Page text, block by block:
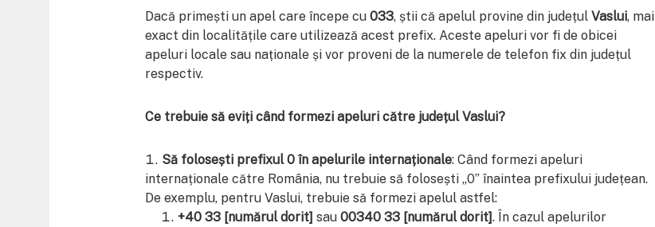
Dacă primești un apel care începe cu 033, știi că apelul provine din județul Vaslui, mai
exact din localitățile care utilizează acest prefix. Aceste apeluri vor fi de obicei
apeluri locale sau naționale și vor proveni de la numerele de telefon fix din județul
respectiv.
Ce trebuie să eviți când formezi apeluri către județul Vaslui?
Să folosești prefixul 0 în apelurile internaționale: Când formezi apeluri
internaționale către România, nu trebuie să folosești „0” înaintea prefixului județean.
De exemplu, pentru Vaslui, trebuie să formezi apelul astfel:
+40 33 [numărul dorit] sau 00340 33 [numărul dorit]. În cazul apelurilor